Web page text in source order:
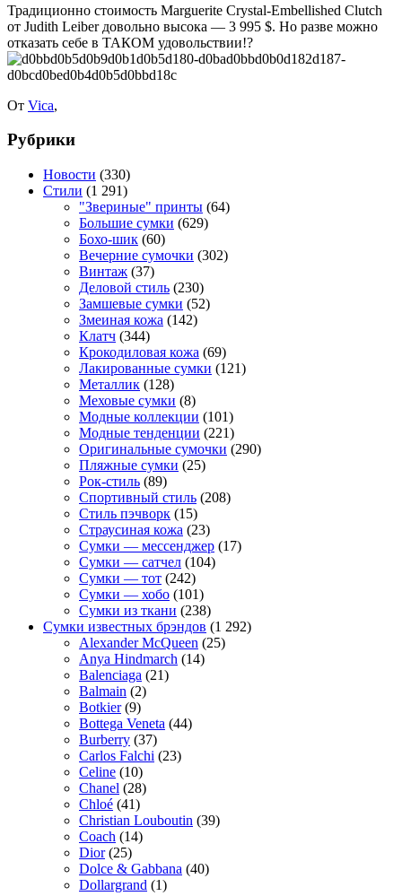
Традиционно стоимость Marguerite Crystal-Embellished Clutch
от Judith Leiber довольно высока — 3 995 $. Но разве можно
отказать себе в ТАКОМ удовольствии!?
От Vica,
Рубрики
Новости (330)
Стили (1 291)
"Звериные" принты (64)
Большие сумки (629)
Бохо-шик (60)
Вечерние сумочки (302)
Винтаж (37)
Деловой стиль (230)
Замшевые сумки (52)
Змеиная кожа (142)
Клатч (344)
Крокодиловая кожа (69)
Лакированные сумки (121)
Металлик (128)
Меховые сумки (8)
Модные коллекции (101)
Модные тенденции (221)
Оригинальные сумочки (290)
Пляжные сумки (25)
Рок-стиль (89)
Спортивный стиль (208)
Стиль пэчворк (15)
Страусиная кожа (23)
Сумки — мессенджер (17)
Сумки — сатчел (104)
Сумки — тот (242)
Сумки — хобо (101)
Сумки из ткани (238)
Сумки известных брэндов (1 292)
Alexander McQueen (25)
Anya Hindmarch (14)
Balenciaga (21)
Balmain (2)
Botkier(9)
Bottega Veneta (44)
Burberry (37)
Carlos Falchi (23)
Celine (10)
Chanel (28)
Chloé (41)
Christian Louboutin (39)
Coach (14)
Dior(25)
Dolce & Gabbana (40)
Dollargrand (1)